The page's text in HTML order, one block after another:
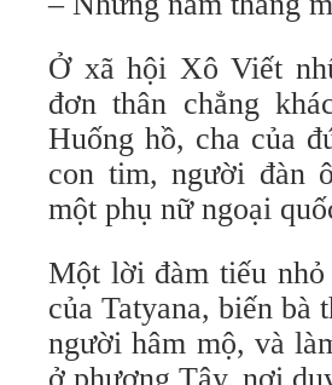
Ở xã hội Xô Viết
đơn thân chẳng
Huống hồ, cha của
con tim, người đàn
một phụ nữ ngoại
Một lời đàm tiếu nhỏ
của Tatyana, biến bà
người hâm mộ, và